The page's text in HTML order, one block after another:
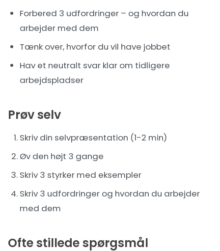
Forbered 3 udfordringer – og hvordan du
arbejder med dem
Tænk over, hvorfor du vil have jobbet
Hav et neutralt svar klar om tidligere
arbejdspladser
Prøv selv
Skriv din selvpræsentation (1-2 min)
Øv den højt 3 gange
Skriv 3 styrker med eksempler
Skriv 3 udfordringer og hvordan du arbejder
med dem
Ofte stillede spørgsmål